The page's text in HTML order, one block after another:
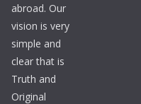
abroad. Our
vision is very
simple and
clear that is
Truth and
Original